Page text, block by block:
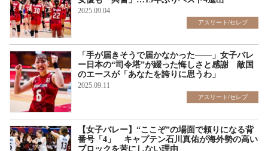
2025.09.04
アスリート/セレブ
「手が届きそうで届かなかった――」女子バレ
ー日本の“司令塔”が綴った悔しさと感謝 敵国
のエースが「あなたを誇りに思うわ」
2025.09.11
アスリート/セレブ
【女子バレー】“ここぞ”の場面で頼りになる背
番号「4」 キャプテン石川真佑が海外勢の高い
ブロックを苦にしない理由